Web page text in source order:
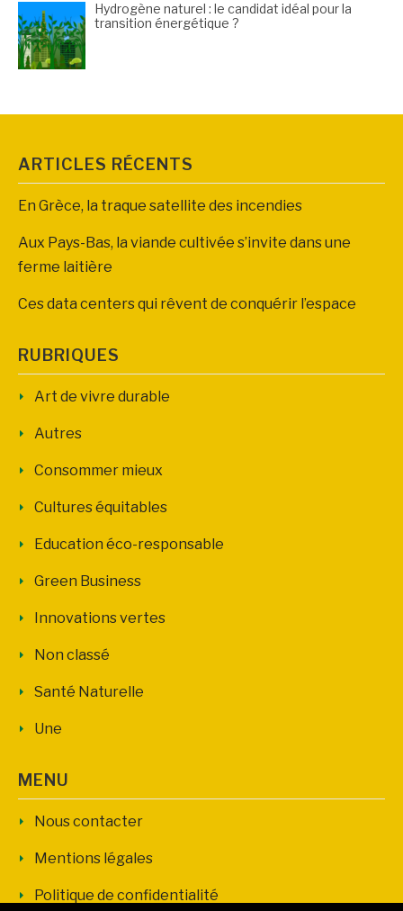
Hydrogène naturel : le candidat idéal pour la
transition énergétique ?
ARTICLES RÉCENTS
En Grèce, la traque satellite des incendies
Aux Pays-Bas, la viande cultivée s’invite dans une
ferme laitière
Ces data centers qui rêvent de conquérir l’espace
RUBRIQUES
Art de vivre durable
Autres
Consommer mieux
Cultures équitables
Education éco-responsable
Green Business
Innovations vertes
Non classé
Santé Naturelle
Une
MENU
Nous contacter
Mentions légales
Politique de confidentialité